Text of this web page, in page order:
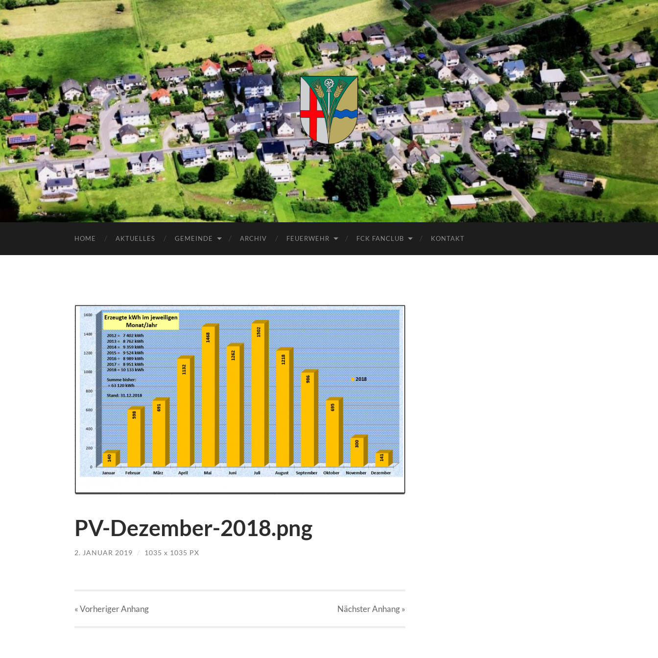
Kuhnhöfen
HOME AKTUELLES GEMEINDE ARCHIV FEUERWEHR FCK FANCLUB KONTAKT
PV-Dezember-2018.png
2. JANUAR 2019 / 1035 x 1035 PX
« VorherigerAnhang NächsterAnhang»